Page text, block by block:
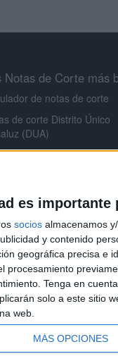
es importante
socios almacenamos
y contenido
geográfica precisa e
procesamiento
Tenga en
solo a este sitio
web.
MÁS OPCIONES
Notas de Corte más
de notas de corte
de corte Distrito Único
(DUA)
de corte Madrid
de corte Cataluña
de corte Galicia
de corte Granada